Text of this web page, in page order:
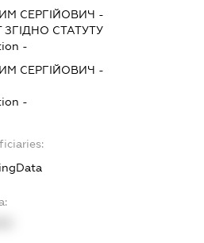
СЕРГІЙОВИЧ -
ЗГІДНО СТАТУТУ
-
СЕРГІЙОВИЧ -
-